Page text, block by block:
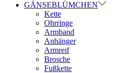
GÄNSEBLÜMCHEN
Kette
Ohrringe
Armband
Anhänger
Armreif
Brosche
Fußkette